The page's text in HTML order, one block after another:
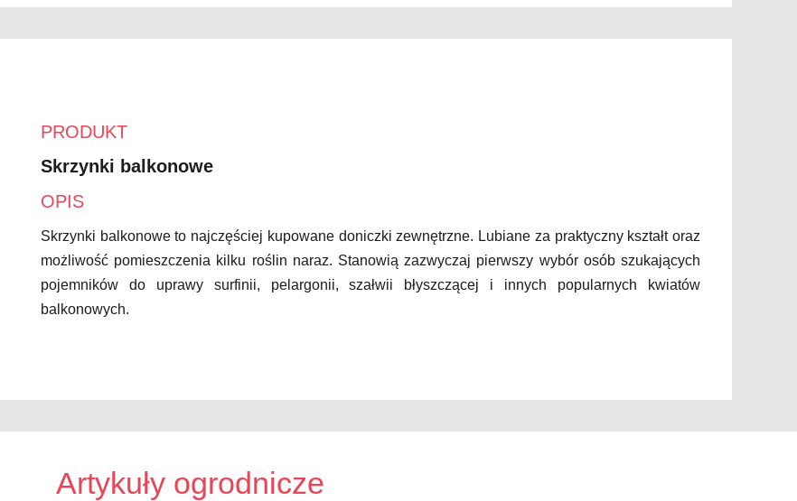
PRODUKT
Skrzynki balkonowe
OPIS
Skrzynki balkonowe to najczęściej kupowane doniczki zewnętrzne. Lubiane za praktyczny kształt oraz
możliwość pomieszczenia kilku roślin naraz. Stanowią zazwyczaj pierwszy wybór osób szukających
pojemników do uprawy surfinii, pelargonii, szałwii błyszczącej i innych popularnych kwiatów
balkonowych.
Artykuły ogrodnicze